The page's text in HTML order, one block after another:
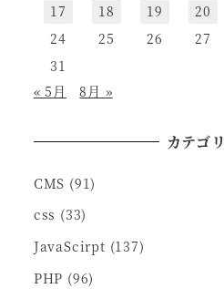
17
18 19 20
24
25 26 27
31
« 5月
8月 »
カテゴ
CMS (91)
css (33)
JavaScirpt (137)
PHP (96)